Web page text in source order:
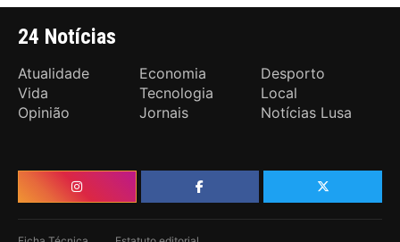
24 Notícias
Atualidade Economia
Desporto
Vida
Tecnologia
Local
Opinião
Jornais Notícias Lusa